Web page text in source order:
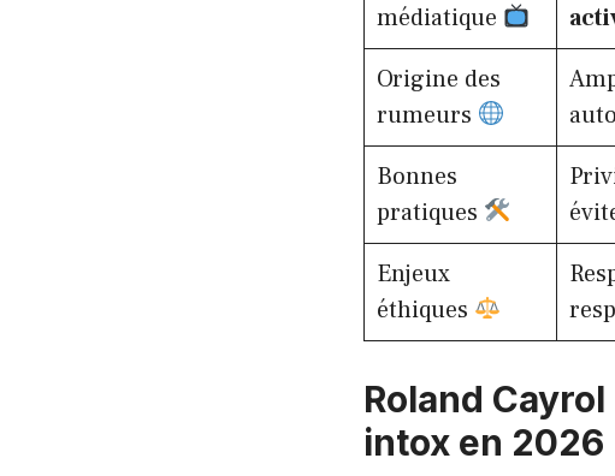
médiatique
Origine des
rumeurs
Bonnes
pratiques
Enjeux
éthiques
Roland
intox en 2026